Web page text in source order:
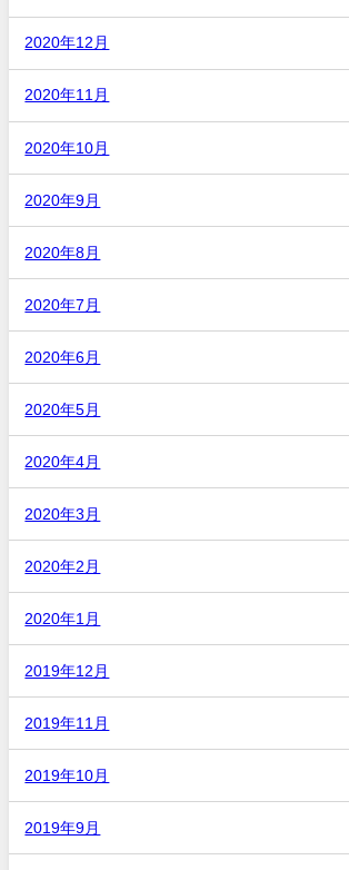
2020年12月
2020年11月
2020年10月
2020年9月
2020年8月
2020年7月
2020年6月
2020年5月
2020年4月
2020年3月
2020年2月
2020年1月
2019年12月
2019年11月
2019年10月
2019年9月